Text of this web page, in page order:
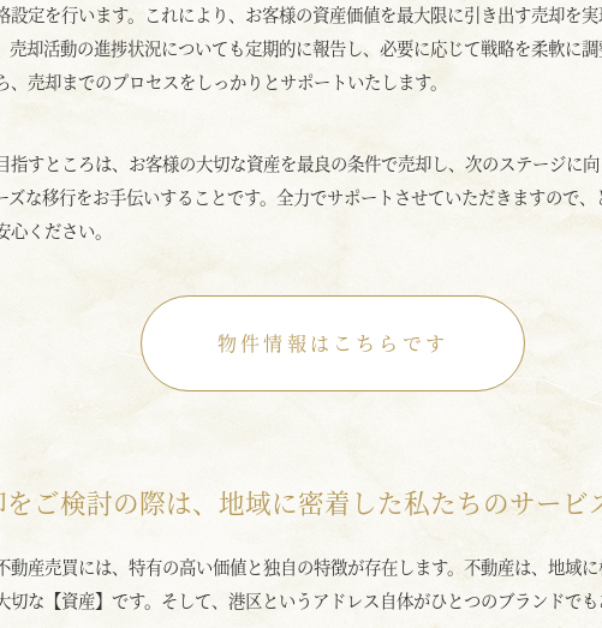
設定を行います。これにより、お客様の資産価値を最大限に引き出す売却を
売却活動の進捗状況についても定期的に報告し、必要に応じて戦略を柔軟に
、売却までのプロセスをしっかりとサポートいたします。
指すところは、お客様の大切な資産を最良の条件で売却し、次のステージに
ズな移行をお手伝いすることです。全力でサポートさせていただきますので、
心ください。
物件情報はこちらです
ご検討の際は、地域に密着した私たちのサービ
動産売買には、特有の高い価値と独自の特徴が存在します。不動産は、地域
切な【資産】です。そして、港区というアドレス自体がひとつのブランドで